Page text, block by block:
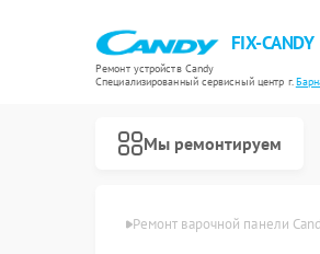
FIX-CANDY
Ремонт устройств Candy
Специализированный cервисный центр г.
Мы ремонтируем
Ремонт варочной панели